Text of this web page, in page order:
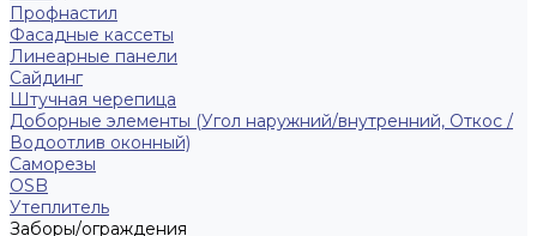
Профнастил
Фасадные кассеты
Линеарные панели
Сайдинг
Штучная черепица
Доборные элементы (Угол наружний/внутренний, Откос /
Водоотлив оконный)
Саморезы
OSB
Утеплитель
Заборы/ограждения